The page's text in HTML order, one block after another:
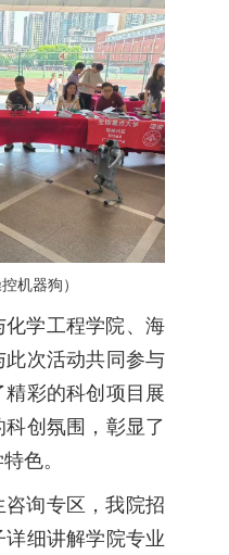
机器狗）
学工程学院、海
次活动共同参与
彩的科创项目展
创氛围，彰显了
色。
询专区，我院招
细讲解学院专业